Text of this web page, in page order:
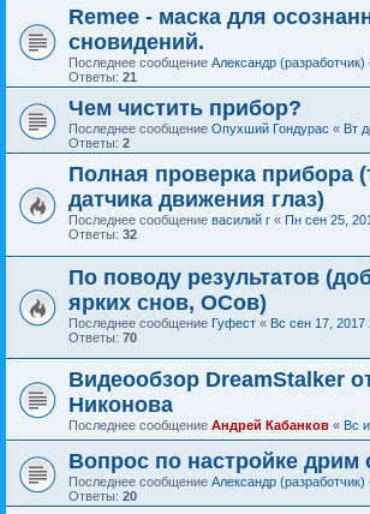
Remee - маска для
сновидений.
Последнее сообщение Александр (разработчик)
Ответы: 21
Чем чистить прибор?
Последнее сообщение Опухший Гондурас « Вт
Ответы: 2
Полная проверка прибора
датчика движения глаз)
Последнее сообщение василий г « Пн сен 25,
Ответы: 32
По поводу результатов
ярких снов, ОСов)
Последнее сообщение Гуфест « Вс сен 17, 2017
Ответы: 70
Видеообзор DreamStalker
Никонова
Последнее сообщение Андрей Кабанков « Вс
Вопрос по настройке дрим
Последнее сообщение Александр (разработчик)
Ответы: 20